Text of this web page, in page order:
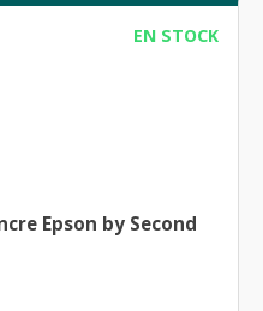
EN STOCK
Epson by Second